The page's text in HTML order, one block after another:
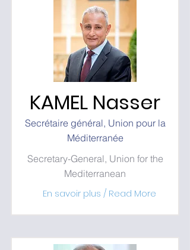
KAMEL Nasser
Secrétaire général, Union pour la
Méditerranée
Secretary-General, Union for the
Mediterranean
En savoir plus / Read More